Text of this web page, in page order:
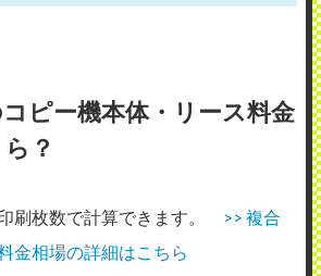
ピー機本体・リース料金
？
刷枚数で計算できます。
>> 複合
金相場の詳細はこちら